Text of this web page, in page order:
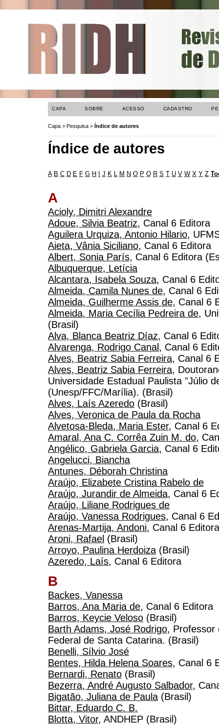
CAPA SOBRE ACESSO CADASTRO
Capa > Pesquisa > Índice de autores
Índice de autores
A B C D E F G H J K L M N O P Q R S T U V W X Y Z
A
Acioly, Dimitri Alexandre
Adoue, Silvia Beatriz, Canal 6 Editora
Aguilera Urquiza, Antonio Hilario,
Aieta, Vânia Siciliano, Canal 6 Editora
Albert, Sonia París, Canal 6 Editora
Albuquerque, Letícia
Alcantara, Isabela Souza, Canal 6
Almeida, Camila Nunes de, Canal 6
Almeida, Guilherme Assis de, Canal 6
Almeida, Maria Cecília Pedreira de,
(Brasil)
Alva, Blanca Beatriz Díaz, Canal 6
Alvarenga, Rodrigo Canal , Canal 6
Alves, Beatriz Sabia Ferreira, Canal 6
Alves, Beatriz Sabia Ferreira,
Universidade Estadual Paulista "Júlio
(Unesp/FFC/Marília). (Brasil)
Alves, Laís Azeredo (Brasil)
Alves, Veronica de Paula da Rocha
Alvetosa-Bleda, Maria Ester, Canal 6
Amaral, Ana C. Corrêa Zuin M. do,
Angélico, Gabriela Garcia, Canal 6
Angelucci, Biancha
Antunes, Déborah Christina
Araújo, Elizabete Cristina Rabelo de
Araújo, Jurandir de Almeida, Canal 6
Araújo, Liliane Rodrigues de
Araújo, Vanessa Rodrigues, Canal 6
Arenas-Martija, Andoni, Canal 6 Editora
Aroni, Rafael (Brasil)
Arroyo, Paulina Herdoiza (Brasil)
Azeredo, Laís, Canal 6 Editora
B
Backes, Vanessa
Barros, Ana Maria de, Canal 6 Editora
Barros, Keycie Veloso (Brasil)
Barth Adams, José Rodrigo, Professor
Federal de Santa Catarina. (Brasil)
Benelli, Sílvio José
Bentes, Hilda Helena Soares, Canal 6
Bernardi, Renato (Brasil)
Bezerra, André Augusto Salbador,
Bigatão, Juliana de Paula (Brasil)
Bittar, Eduardo C. B.
Blotta, Vitor, ANDHEP (Brasil)